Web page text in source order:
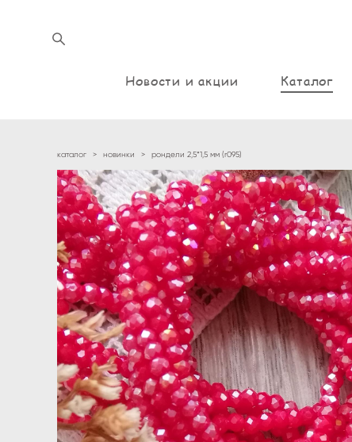
Новости и акции Каталог
каталог > новинки > рондели 2,5*1,5 мм (r095)